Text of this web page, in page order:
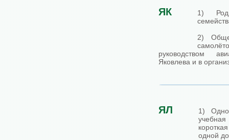
ЯК
1) Род
2)
руководством
Яковлева и в
ЯЛ
1)
одной